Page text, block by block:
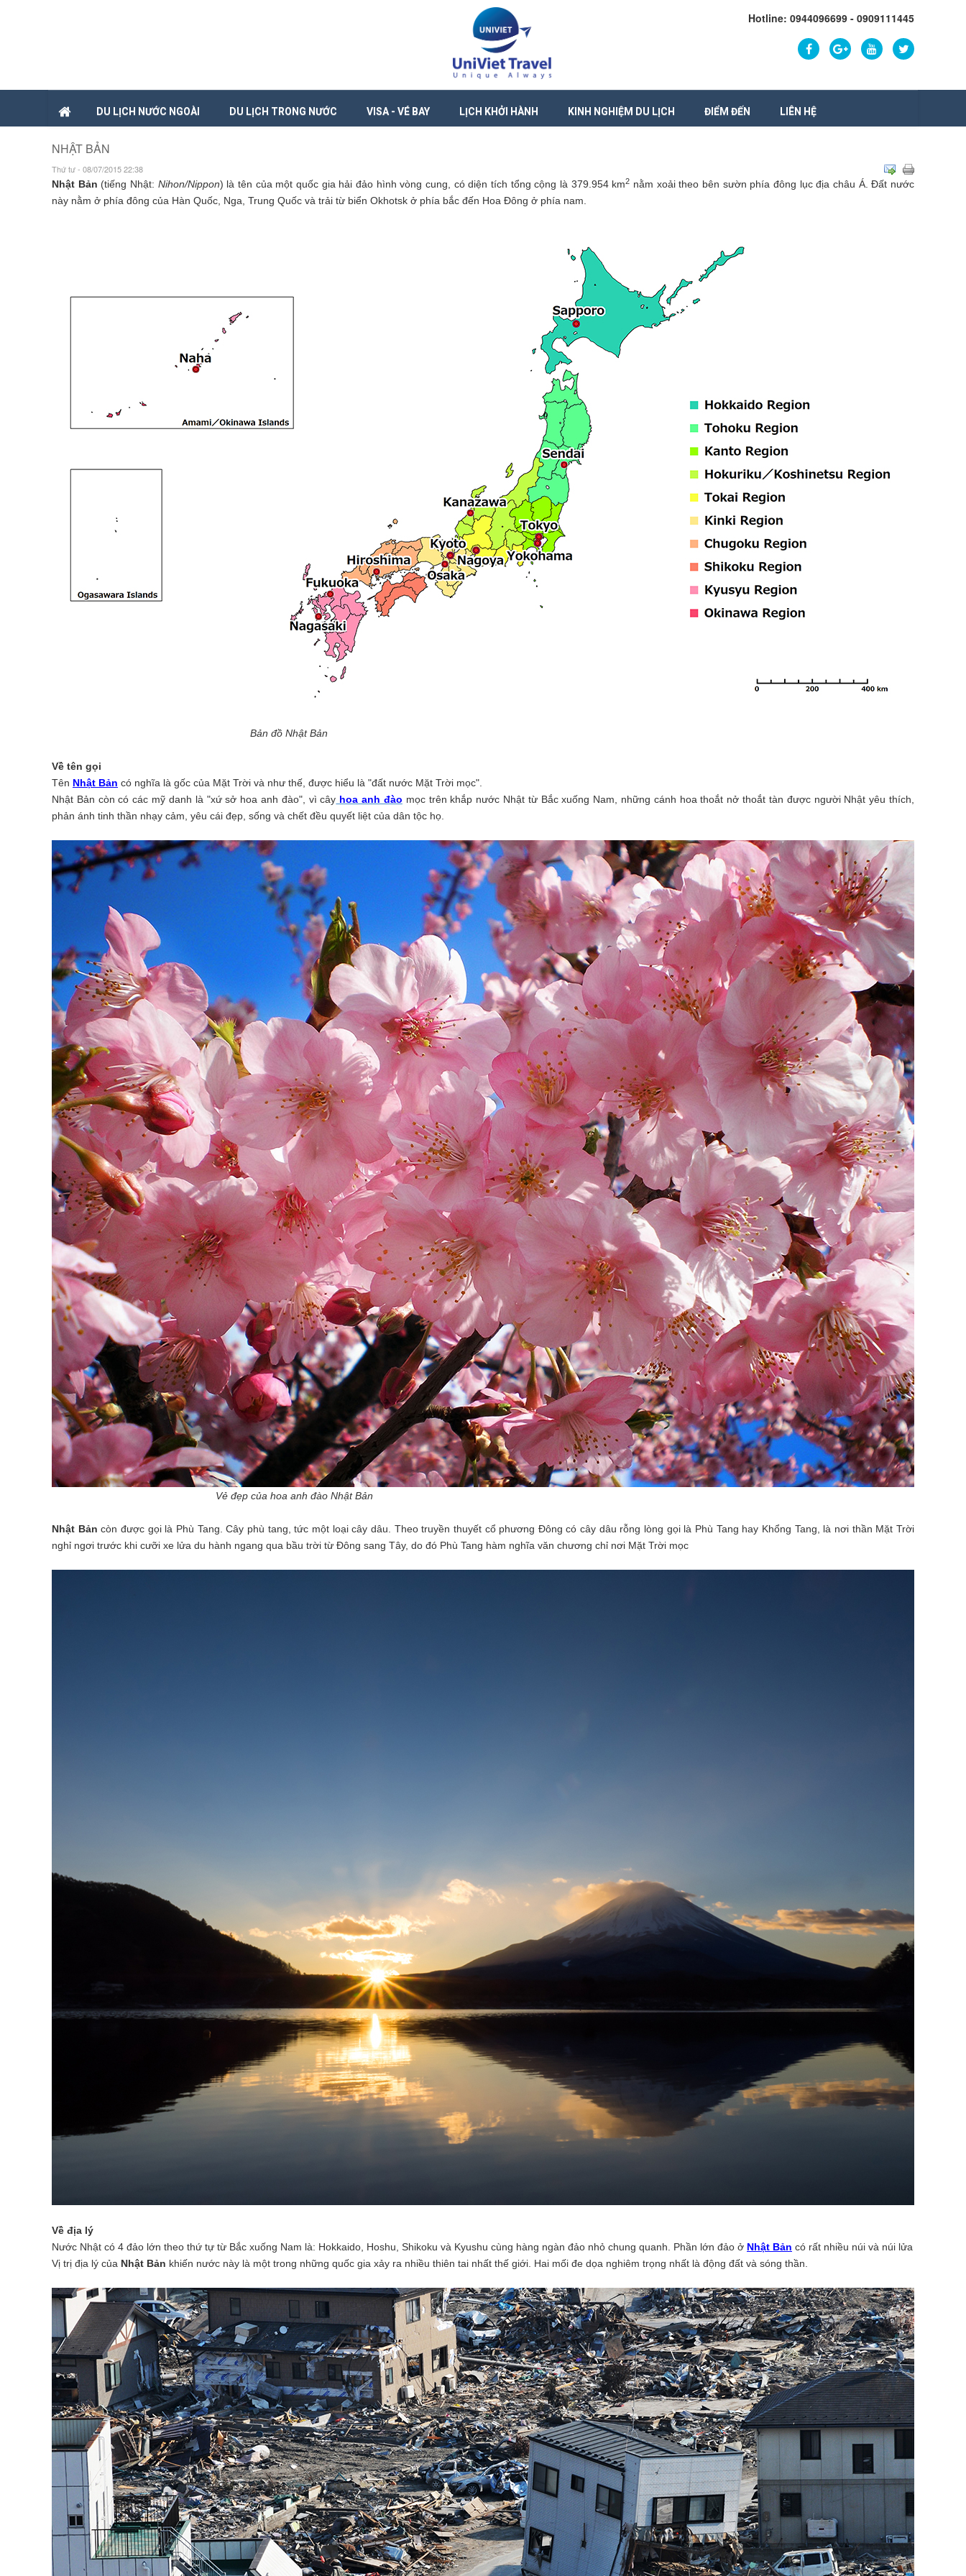
Hotline: 0944096699 - 0909111445
DU LỊCH NƯỚC NGOÀI DU LỊCH TRONG NƯỚC VISA - VÉ BAY LỊCH KHỞI HÀNH KINH NGHIỆM DU LỊCH ĐIỂM ĐẾN LIÊN HỆ
NHẬT BẢN
Thứ tư - 08/07/2015 22:38
Nhật Bản (tiếng Nhật: Nihon/Nippon) là tên của một quốc gia hải đảo hình vòng cung, có diện tích tổng cộng là 379.954 km2 nằm xoải theo bên sườn phía đông lục địa châu Á. Đất nước
này nằm ở phía đông của Hàn Quốc, Nga, Trung Quốc và trải từ biển Okhotsk ở phía bắc đến Hoa Đông ở phía nam.
Bản đồ Nhật Bản
Về tên gọi
Tên Nhật Bản có nghĩa là gốc của Mặt Trời và như thế, được hiểu là "đất nước Mặt Trời mọc".
Nhật Bản còn có các mỹ danh là "xứ sở hoa anh đào", vì cây hoa anh đào mọc trên khắp nước Nhật từ Bắc xuống Nam, những cánh hoa thoắt nở thoắt tàn được người Nhật yêu thích,
phản ánh tinh thần nhạy cảm, yêu cái đẹp, sống và chết đều quyết liệt của dân tộc họ.
Vẻ đẹp của hoa anh đào Nhật Bản
Nhật Bản còn được gọi là Phù Tang. Cây phù tang, tức một loại cây dâu. Theo truyền thuyết cổ phương Đông có cây dâu rỗng lòng gọi là Phù Tang hay Khổng Tang, là nơi thần Mặt Trời
nghỉ ngơi trước khi cưỡi xe lửa du hành ngang qua bầu trời từ Đông sang Tây, do đó Phù Tang hàm nghĩa văn chương chỉ nơi Mặt Trời mọc
Về địa lý
Nước Nhật có 4 đảo lớn theo thứ tự từ Bắc xuống Nam là: Hokkaido, Hoshu, Shikoku và Kyushu cùng hàng ngàn đảo nhỏ chung quanh. Phần lớn đảo ở Nhật Bản có rất nhiều núi và núi lửa
Vị trị địa lý của Nhật Bản khiến nước này là một trong những quốc gia xảy ra nhiều thiên tai nhất thế giới. Hai mối đe dọa nghiêm trọng nhất là động đất và sóng thần.